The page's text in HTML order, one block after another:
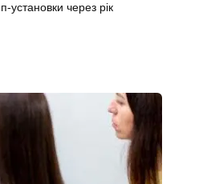
установки через рік